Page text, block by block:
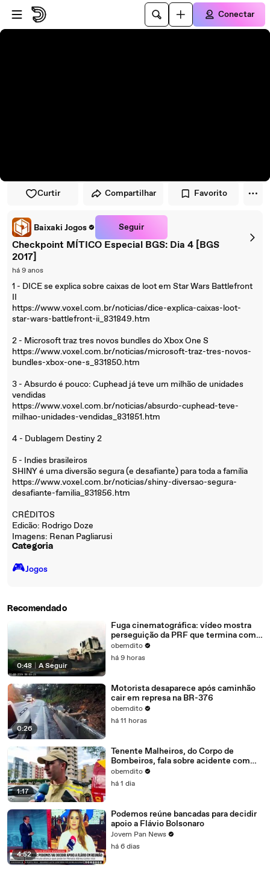
Pular para o player
Ir para o conteúdo principal
Conectar
Curtir Compartilhar Favorito
Baixaki Jogos Seguir
Checkpoint MÍTICO Especial BGS: Dia 4 [BGS
2017]
há 9 anos
1 - DICE se explica sobre caixas de loot em Star Wars Battlefront
II
https://www.voxel.com.br/noticias/dice-explica-caixas-loot-
star-wars-battlefront-ii_831849.htm
2 - Microsoft traz tres novos bundles do Xbox One S
https://www.voxel.com.br/noticias/microsoft-traz-tres-novos-
bundles-xbox-one-s_831850.htm
3 - Absurdo é pouco: Cuphead já teve um milhão de unidades
vendidas
https://www.voxel.com.br/noticias/absurdo-cuphead-teve-
milhao-unidades-vendidas_831851.htm
4 - Dublagem Destiny 2
5 - Indies brasileiros
SHINY é uma diversão segura (e desafiante) para toda a família
https://www.voxel.com.br/noticias/shiny-diversao-segura-
desafiante-familia_831856.htm
CRÉDITOS
Edicão: Rodrigo Doze
Imagens: Renan Pagliarusi
Categoria
🎮️Jogos
Recomendado
0:48 | A Seguir
Fuga cinematográfica: vídeo mostra
perseguição da PRF que termina com
carro capotado
obemdito
há 9 horas
0:26
Motorista desaparece após caminhão
cair em represa na BR-376
obemdito
há 11 horas
1:17
Tenente Malheiros, do Corpo de
Bombeiros, fala sobre acidente com
vítima no Centro de Umuarama
obemdito
há 1 dia
4:52
Podemos reúne bancadas para decidir
apoio a Flávio Bolsonaro
Jovem Pan News
há 6 dias